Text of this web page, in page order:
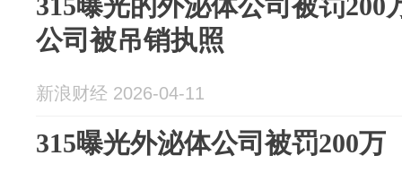
315曝光的外泌体公司被罚200
公司被吊销执照
新浪财经 2026-04-11
315曝光外泌体公司被罚200万